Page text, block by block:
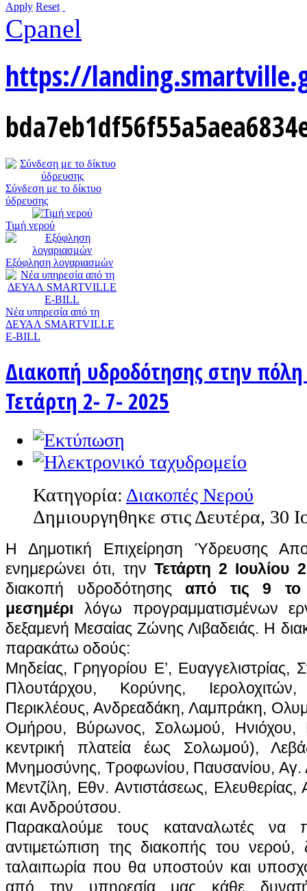
Apply Reset
Cpanel
https://
Σύνδεση με το δίκτυο
ύδρευσης
Τιμή νερού
Εξόφληση λογαριασμών
Nέα υπηρεσία από τη
ΔΕΥΑΛ SMARTVILLE
E-BILL
Διακοπή υδροδότησης στην πόλη
Τετάρτη 2- 7- 2025
Κατηγορία: Διακοπές Νερού
Δημιουργηθηκε στις Δευτέρα, 30
Η Δημοτική Επιχείρηση Ύδρευσης
ενημερώνει ότι, την Τετάρτη 2 Ιουλίου
διακοπή υδροδότησης από τις 9
μεσημέρι λόγω προγραμματισμένων
δεξαμενή Μεσαίας Ζώνης Λιβαδειάς. Η
παρακάτω οδούς:
Μηδείας, Γρηγορίου Ε’,
Πλουτάρχου, Κορύνης,
Περικλέους, Ανδρεαδάκη, Λαμπράκη,
Ομήρου, Βύρωνος, Σολωμού, Ηνιόχου,
κεντρική πλατεία έως Σολωμού),
Μνημοσύνης, Τροφωνίου, Παυσανίου, Αγ.
Μεντζίλη, Εθν. Αντιστάσεως,
και Ανδρούτσου.
Παρακαλούμε τους καταναλωτές να
αντιμετώπιση της διακοπής του
ταλαιπωρία που θα υποστούν και
από την υπηρεσία μας κάθε